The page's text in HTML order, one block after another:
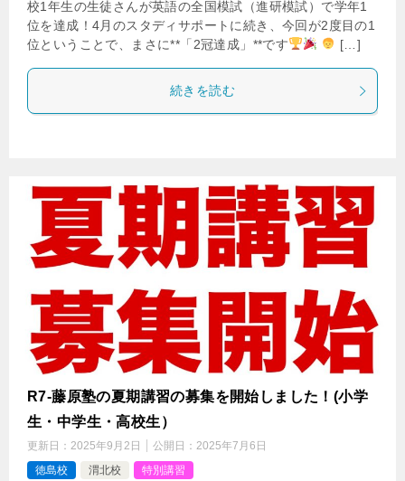
校1年生の生徒さんが英語の全国模試（進研模試）で学年1
位を達成！4月のスタディサポートに続き、今回が2度目の1
位ということで、まさに**「2冠達成」**です
‍ […]
続きを読む
R7-藤原塾の夏期講習の募集を開始しました！(小学
生・中学生・高校生）
更新日： 2025年9月2日 公開日： 2025年7月6日
徳島校
渭北校 特別講習